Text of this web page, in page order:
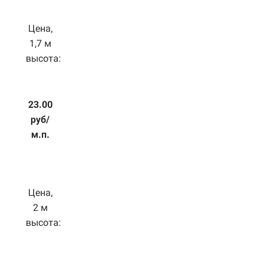
Цена,
1,7 м
высота:
23.00
руб/
м.п.
Цена,
2 м
высота: